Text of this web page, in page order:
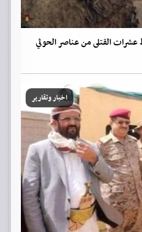
القتلى من عناصر الحوثي
اخبار وتقارير